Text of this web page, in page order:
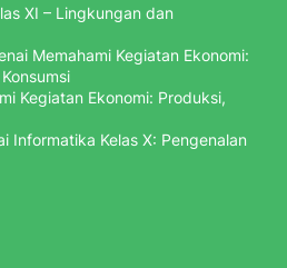
XI – Lingkungan dan
Memahami Kegiatan Ekonomi:
Kegiatan Ekonomi: Produksi,
Informatika Kelas X: Pengenalan